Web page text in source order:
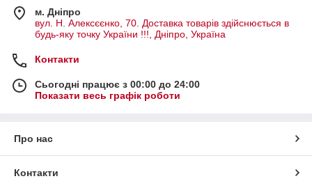
м. Дніпро
вул. Н. Алексєєнко, 70. Доставка товарів здійснюється в
будь-яку точку України !!!, Дніпро, Україна
Контакти
Сьогодні працює з 00:00 до 24:00
Показати весь графік роботи
Про нас
Контакти